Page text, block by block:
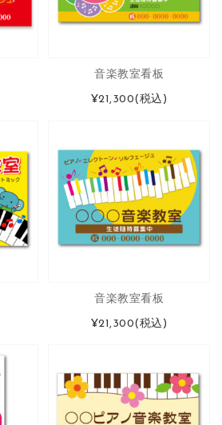
音楽教室看板
¥21,300(税込)
音楽教室看板
¥21,300(税込)